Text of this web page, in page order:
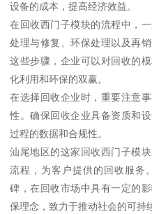
设备的成本，提高经济效益。
在回收西门子模块的流程中，
处理与修复、环保处理以及再
这些步骤，企业可以对回收的
化利用和环保的双赢。
在选择回收企业时，重要注意
性。确保回收企业具备资质和
过程的数据和合规性。
汕尾地区的这家回收西门子模
流程，为客户提供的回收服务
碑，在回收市场中具有一定的
保理念，致力于推动社会的可持